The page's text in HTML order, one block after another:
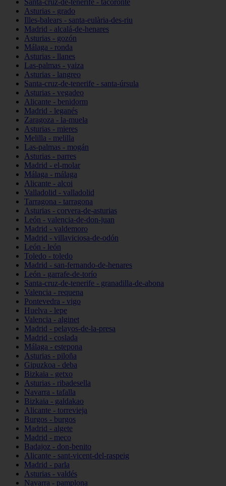
Santa-cruz-de-tenerife - tacoronte
Asturias - grado
Illes-balears - santa-eulària-des-riu
Madrid - alcalá-de-henares
Asturias - gozón
Málaga - ronda
Asturias - llanes
Las-palmas - yaiza
Asturias - langreo
Santa-cruz-de-tenerife - santa-úrsula
Asturias - vegadeo
Alicante - benidorm
Madrid - leganés
Zaragoza - la-muela
Asturias - mieres
Melilla - melilla
Las-palmas - mogán
Asturias - parres
Madrid - el-molar
Málaga - málaga
Alicante - alcoi
Valladolid - valladolid
Tarragona - tarragona
Asturias - corvera-de-asturias
León - valencia-de-don-juan
Madrid - valdemoro
Madrid - villaviciosa-de-odón
León - león
Toledo - toledo
Madrid - san-fernando-de-henares
León - garrafe-de-torío
Santa-cruz-de-tenerife - granadilla-de-abona
Valencia - requena
Pontevedra - vigo
Huelva - lepe
Valencia - alginet
Madrid - pelayos-de-la-presa
Madrid - coslada
Málaga - estepona
Asturias - piloña
Gipuzkoa - deba
Bizkaia - getxo
Asturias - ribadesella
Navarra - tafalla
Bizkaia - galdakao
Alicante - torrevieja
Burgos - burgos
Madrid - algete
Madrid - meco
Badajoz - don-benito
Alicante - sant-vicent-del-raspeig
Madrid - parla
Asturias - valdés
Navarra - pamplona